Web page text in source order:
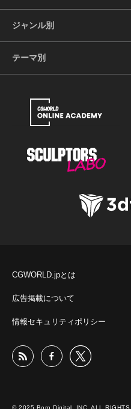
ジャンル別
テーマ別
CGWORLD.jpとは
広告掲載について
情報セキュリティポリシー
© 2025 Born Digital, INC. ALL RIGHTS